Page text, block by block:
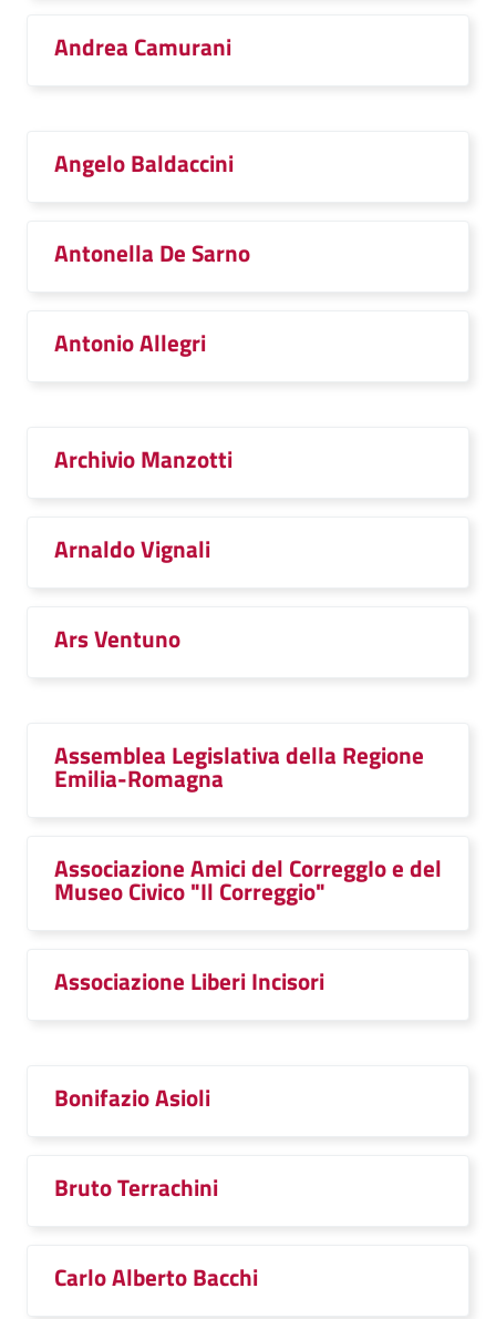
Andrea Camurani
Angelo Baldaccini
Antonella De Sarno
Antonio Allegri
Archivio Manzotti
Arnaldo Vignali
Ars Ventuno
Assemblea Legislativa della Regione
Emilia-Romagna
Associazione Amici del CorreggIo e del
Museo Civico "Il Correggio"
Associazione Liberi Incisori
Bonifazio Asioli
Bruto Terrachini
Carlo Alberto Bacchi